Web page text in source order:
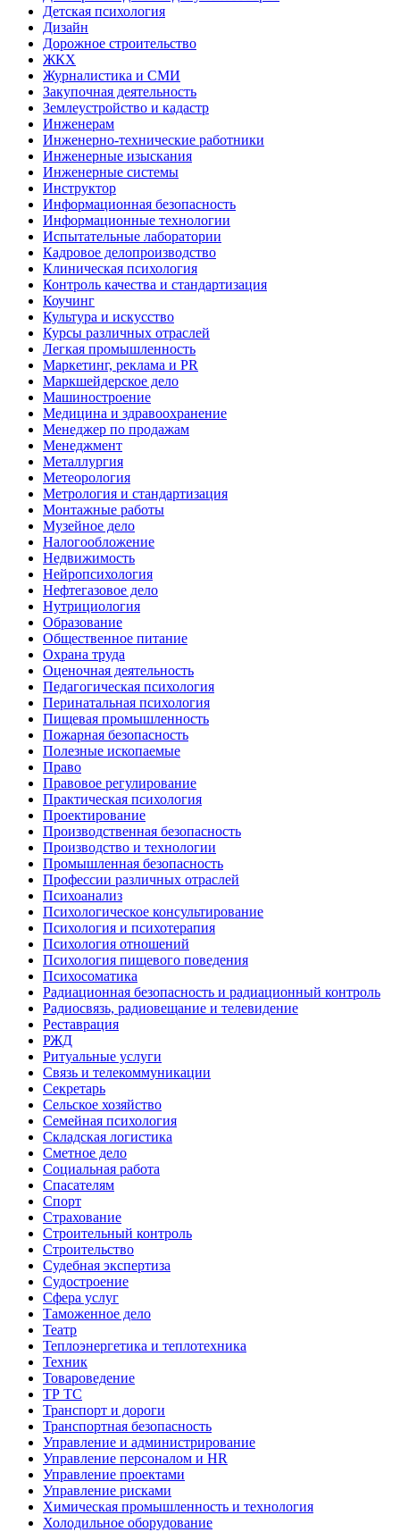
Детская психология
Дизайн
Дорожное строительство
ЖКХ
Журналистика и СМИ
Закупочная деятельность
Землеустройство и кадастр
Инженерам
Инженерно-технические работники
Инженерные изыскания
Инженерные системы
Инструктор
Информационная безопасность
Информационные технологии
Испытательные лаборатории
Кадровое делопроизводство
Клиническая психология
Контроль качества и стандартизация
Коучинг
Культура и искусство
Курсы различных отраслей
Легкая промышленность
Маркетинг, реклама и PR
Маркшейдерское дело
Машиностроение
Медицина и здравоохранение
Менеджер по продажам
Менеджмент
Металлургия
Метеорология
Метрология и стандартизация
Монтажные работы
Музейное дело
Налогообложение
Недвижимость
Нейропсихология
Нефтегазовое дело
Нутрициология
Образование
Общественное питание
Охрана труда
Оценочная деятельность
Педагогическая психология
Перинатальная психология
Пищевая промышленность
Пожарная безопасность
Полезные ископаемые
Право
Правовое регулирование
Практическая психология
Проектирование
Производственная безопасность
Производство и технологии
Промышленная безопасность
Профессии различных отраслей
Психоанализ
Психологическое консультирование
Психология и психотерапия
Психология отношений
Психология пищевого поведения
Психосоматика
Радиационная безопасность и радиационный контроль
Радиосвязь, радиовещание и телевидение
Реставрация
РЖД
Ритуальные услуги
Связь и телекоммуникации
Секретарь
Сельское хозяйство
Семейная психология
Складская логистика
Сметное дело
Социальная работа
Спасателям
Спорт
Страхование
Строительный контроль
Строительство
Судебная экспертиза
Судостроение
Сфера услуг
Таможенное дело
Театр
Теплоэнергетика и теплотехника
Техник
Товароведение
ТР ТС
Транспорт и дороги
Транспортная безопасность
Управление и администрирование
Управление персоналом и HR
Управление проектами
Управление рисками
Химическая промышленность и технология
Холодильное оборудование